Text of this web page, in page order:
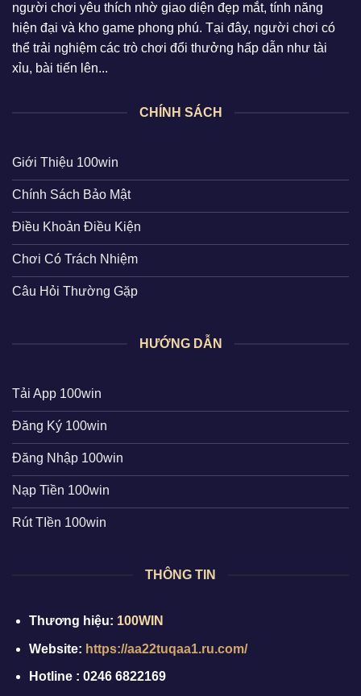
người chơi yêu thích nhờ giao diện đẹp mắt, tính năng
hiện đại và kho game phong phú. Tại đây, người chơi có
thể trải nghiệm các trò chơi đổi thưởng hấp dẫn như tài
xỉu, bài tiến lên...
CHÍNH SÁCH
Giới Thiệu 100win
Chính Sách Bảo Mật
Điều Khoản Điều Kiện
Chơi Có Trách Nhiệm
Câu Hỏi Thường Gặp
HƯỚNG DẪN
Tải App 100win
Đăng Ký 100win
Đăng Nhập 100win
Nạp Tiền 100win
Rút TIền 100win
THÔNG TIN
Thương hiệu: 100WIN
Website: https://aa22tuqaa1.ru.com/
Hotline : 0246 6822169